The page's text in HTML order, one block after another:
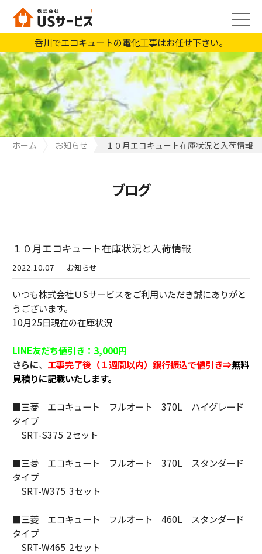
香川でエコキュートの電化工事はお任せ下さい。
ホーム お知らせ １０月エコキュート在庫状況と入荷情報
ブログ
１０月エコキュート在庫状況と入荷情報
2022.10.07 お知らせ
いつも株式会社ＵSサービスをご利用いただき誠にありがと
うございます。
10月25日現在の在庫状況
LINE友だち値引き：3,000円
さらに、 工事完了後（１週間以内）銀行振込で値引き⇒無料
見積りに記載いたします。
■三菱 エコキュート フルオート 370L ハイグレード
タイプ
SRT-S375 2セット
■三菱 エコキュート フルオート 370L スタンダード
タイプ
SRT-W375 3セット
■三菱 エコキュート フルオート 460L スタンダード
タイプ
SRT-W465 2セット